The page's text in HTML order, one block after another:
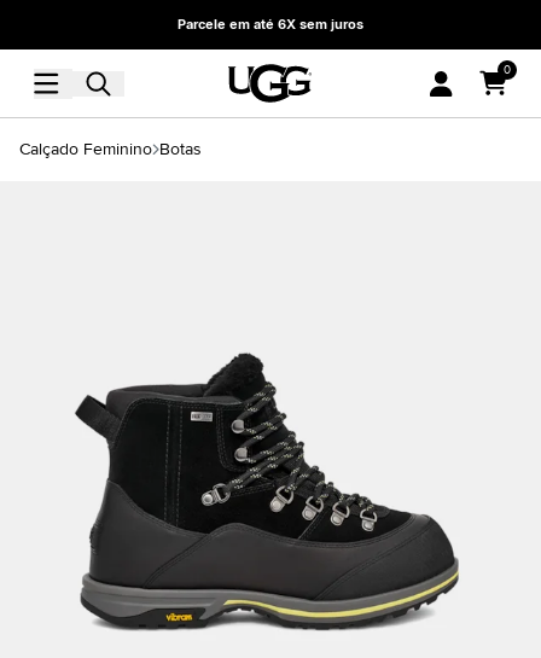
Parcele em até 6X sem juros
0
Calçado Feminino Botas